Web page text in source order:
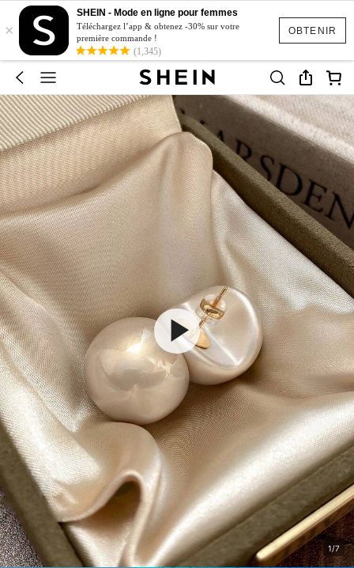
OBTENIR
×
SHEIN - Mode en ligne pour femmes
Téléchargez l’app & obtenez -30% sur votre
première commande !
(1,345)
1/7